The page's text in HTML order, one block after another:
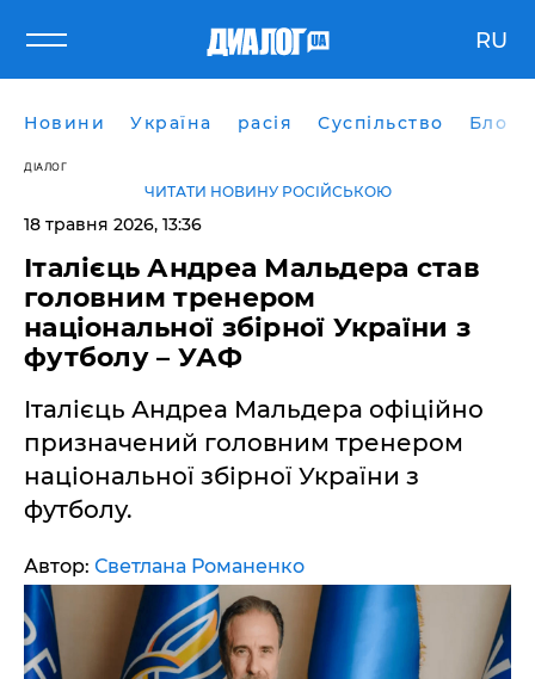
RU
Новини Україна расія Суспільство Блоги
ДІАЛОГ
ЧИТАТИ НОВИНУ РОСІЙСЬКОЮ
18 травня 2026, 13:36
Італієць Андреа Мальдера став
головним тренером
національної збірної України з
футболу – УАФ
Італієць Андреа Мальдера офіційно
призначений головним тренером
національної збірної України з
футболу.
Автор: Светлана Романенко